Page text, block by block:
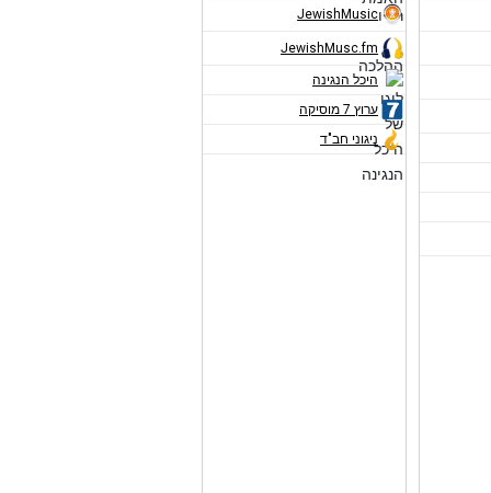
JewishMusic
JewishMusc.fm
היכל הנגינה
ערוץ 7 מוסיקה
ניגוני חב"ד